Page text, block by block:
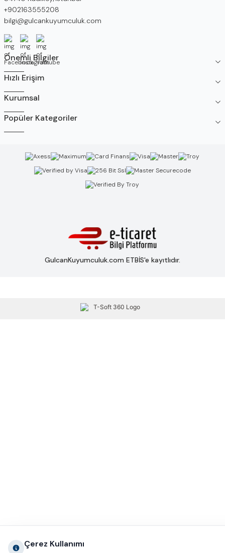
Telefon
+902163555208
E-Posta
bilgi@gulcankuyumculuk.com
Facebook
İnstagramYoutube
Önemli Bilgiler
Hızlı Erişim
Kurumsal
Popüler Kategoriler
GulcanKuyumculuk.com ETBİS'e kayıtlıdır.
Çerez Kullanımı